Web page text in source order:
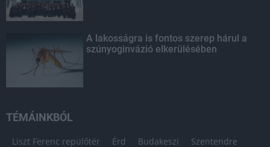
A lakosságra is fontos szerep hárul a
szúnyoginvázió elkerülésében
TÉMÁINKBÓL
Liszt Ferenc repülőtér Érd Budakeszi Szentendre